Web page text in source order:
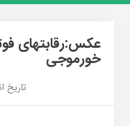
عکس:رقابتهای
خورموجی
تاریخ انتشار: